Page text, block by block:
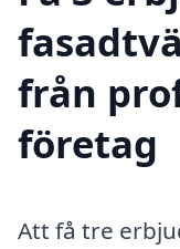
från
företag
Att få tre